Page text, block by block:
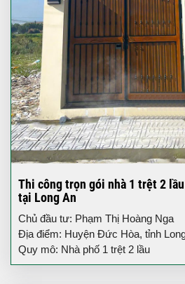
Thi công trọn gói nhà 1 trệt 2
tại Long An
Chủ đầu tư: Phạm Thị Hoàng Nga
Địa điểm: Huyện Đức Hòa, tỉnh
Quy mô: Nhà phố 1 trệt 2 lầu